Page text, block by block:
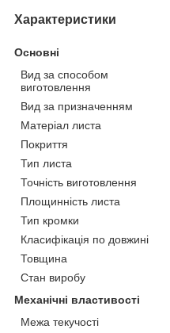
Характеристики
Основні
Вид за способом
виготовлення
Вид за призначенням
Матеріал листа
Покриття
Тип листа
Точність виготовлення
Площинність листа
Тип кромки
Класифікація по довжині
Товщина
Стан виробу
Механічні властивості
Межа текучості